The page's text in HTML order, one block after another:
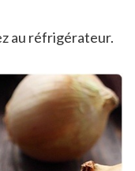
au réfrigérateur.